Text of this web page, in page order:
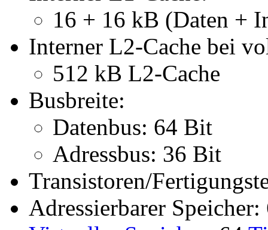
16 + 16 kB (Daten +
Interner L2-Cache bei
512 kB L2-Cache
Busbreite:
Datenbus: 64 Bit
Adressbus: 36 Bit
Transistoren/
Adressierbarer